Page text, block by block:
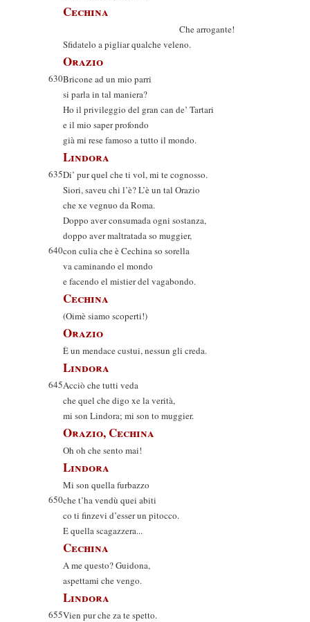
Cechina
Che arrogante!
Sfidatelo a pigliar qualche veleno.
Orazio
630Bricone ad un mio parri
si parla in tal maniera?
Ho il privileggio del gran can de’ Tartari
e il mio saper profondo
già mi rese famoso a tutto il mondo.
Lindora
635Di’ pur quel che ti vol, mi te cognosso.
Siori, saveu chi l’è? L’è un tal Orazio
che xe vegnuo da Roma.
Doppo aver consumada ogni sostanza,
doppo aver maltratada so muggier,
640con culia che è Cechina so sorella
va caminando el mondo
e facendo el mistier del vagabondo.
Cechina
(Oimè siamo scoperti!)
Orazio
È un mendace custui, nessun gli creda.
Lindora
645Acciò che tutti veda
che quel che digo xe la verità,
mi son Lindora; mi son to muggier.
Orazio, Cechina
Oh oh che sento mai!
Lindora
Mi son quella furbazzo
650che t’ha vendù quei abiti
co ti finzevi d’esser un pitocco.
E quella scagazzera...
Cechina
A me questo? Guidona,
aspettami che vengo.
Lindora
655Vien pur che za te spetto.